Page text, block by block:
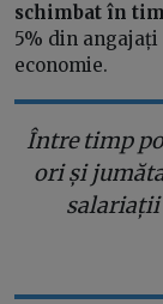
schimbat în
5% din
economie.
Între timp
ori și
salariații